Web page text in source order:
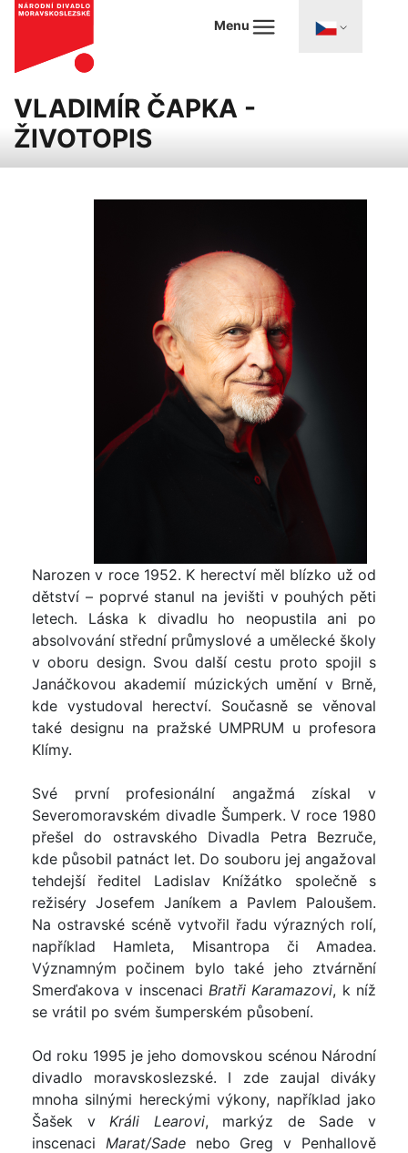
Menu
VLADIMÍR ČAPKA -
ŽIVOTOPIS
Narozen v roce 1952. K herectví měl blízko už od
dětství – poprvé stanul na jevišti v pouhých pěti
letech. Láska k divadlu ho neopustila ani po
absolvování střední průmyslové a umělecké školy
v oboru design. Svou další cestu proto spojil s
Janáčkovou akademií múzických umění v Brně,
kde vystudoval herectví. Současně se věnoval
také designu na pražské UMPRUM u profesora
Klímy.
Své první profesionální angažmá získal v
Severomoravském divadle Šumperk. V roce 1980
přešel do ostravského Divadla Petra Bezruče,
kde působil patnáct let. Do souboru jej angažoval
tehdejší ředitel Ladislav Knížátko společně s
režiséry Josefem Janíkem a Pavlem Paloušem.
Na ostravské scéně vytvořil řadu výrazných rolí,
například Hamleta, Misantropa či Amadea.
Významným počinem bylo také jeho ztvárnění
Smerďakova v inscenaci Bratři Karamazovi, k níž
se vrátil po svém šumperském působení.
Od roku 1995 je jeho domovskou scénou Národní
divadlo moravskoslezské. I zde zaujal diváky
mnoha silnými hereckými výkony, například jako
Šašek vKráli Learovi, markýz de Sade v
inscenaci Marat/Sadenebo Greg v Penhallově